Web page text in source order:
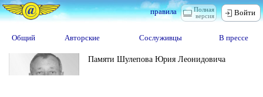
Полная
версия
правила Войти
Общий Авторские Сослуживцы В прессе
Памяти Шулепова Юрия Леонидовича